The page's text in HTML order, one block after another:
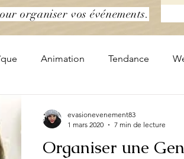
organiser vos événements.
Animation Tendance
Organiser une
evasionevenement83
1 mars 2020
7 min de lecture